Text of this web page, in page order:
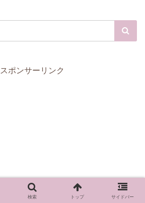
スポンサーリンク
検索 トップ サイドバー